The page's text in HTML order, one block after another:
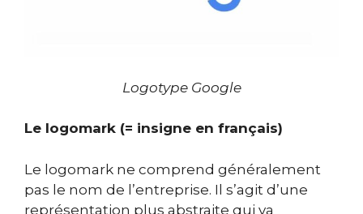
Logotype Google
Le logomark (= insigne en français)
Le logomark ne comprend généralement
pas le nom de l’entreprise. Il s’agit d’une
représentation plus abstraite qui va